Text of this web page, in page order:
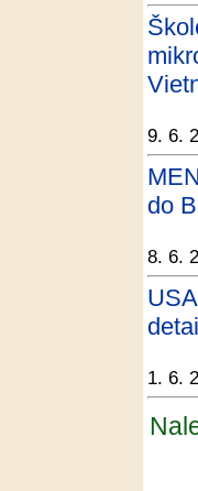
9. 6.
do
8. 6.
1. 6.